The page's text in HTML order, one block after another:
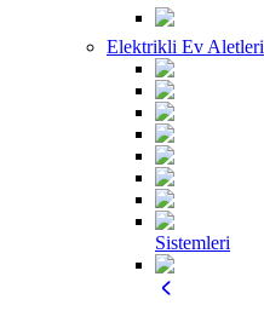
Elektrikli Ev Aletleri
Sistemleri